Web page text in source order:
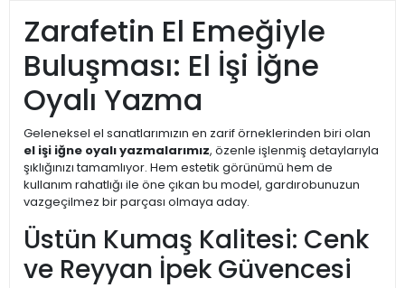
Zarafetin El Emeğiyle
Buluşması: El İşi İğne
Oyalı Yazma
Geleneksel el sanatlarımızın en zarif örneklerinden biri olan
el işi iğne oyalı yazmalarımız, özenle işlenmiş detaylarıyla
şıklığınızı tamamlıyor. Hem estetik görünümü hem de
kullanım rahatlığı ile öne çıkan bu model, gardırobunuzun
vazgeçilmez bir parçası olmaya aday.
Üstün Kumaş Kalitesi: Cenk
ve Reyyan İpek Güvencesi